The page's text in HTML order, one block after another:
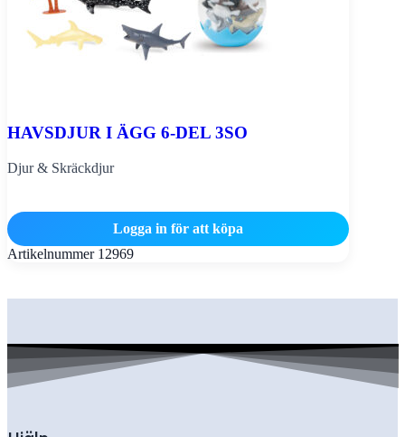
HAVSDJUR I ÄGG 6-DEL 3SO
Djur & Skräckdjur
Logga in för att köpa
Artikelnummer 12969